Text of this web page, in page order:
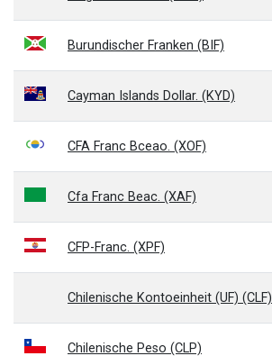
Burundischer Franken (BIF)
Cayman Islands Dollar. (KYD)
CFA Franc Bceao. (XOF)
Cfa Franc Beac. (XAF)
CFP-Franc. (XPF)
Chilenische Kontoeinheit (UF) (CLF)
Chilenische Peso (CLP)